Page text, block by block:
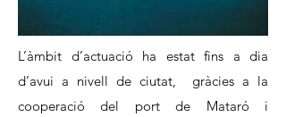
L’àmbit d’actuació ha estat fins a dia
d’avui a nivell de ciutat, gràcies a la
cooperació del port de Mataró i